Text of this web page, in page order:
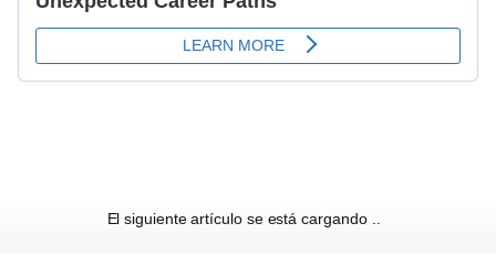
El siguiente artículo se está cargando